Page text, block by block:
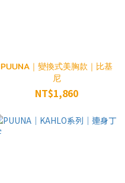
PUUNA｜變換式美胸款｜比基
尼
NT$1,860